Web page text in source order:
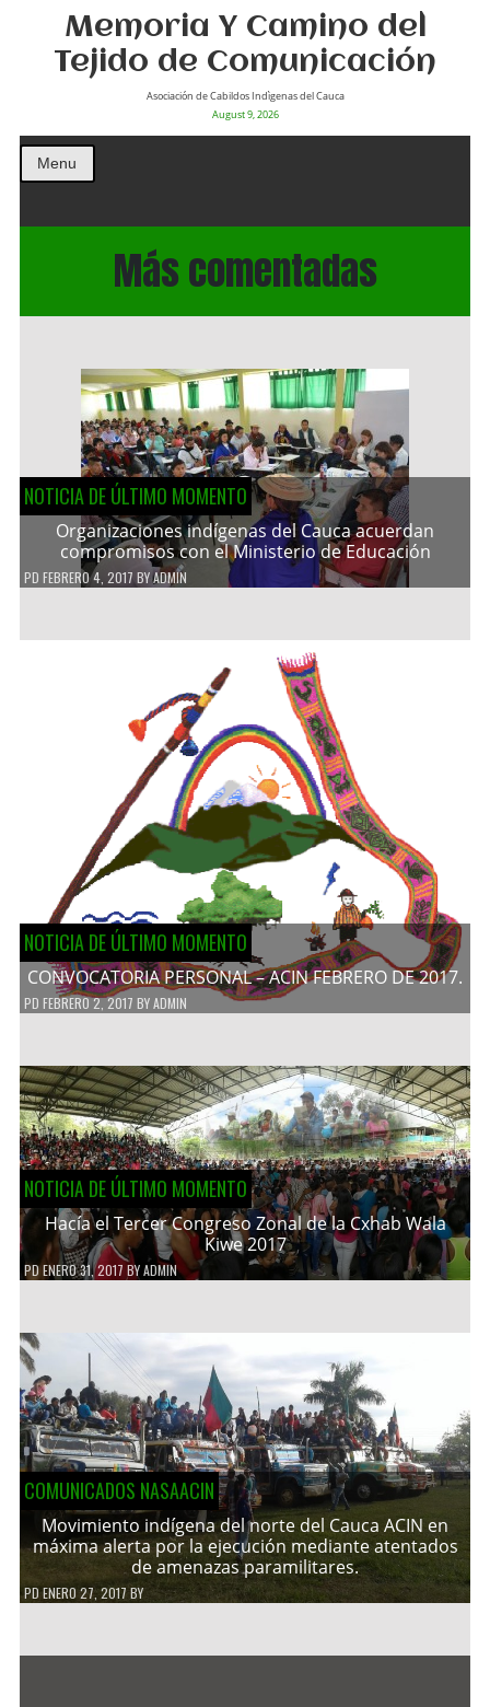
Memoria Y Camino del
Tejido de Comunicación
Asociación de Cabildos Indìgenas del Cauca
August 9, 2026
Menu
Más comentadas
NOTICIA DE ÚLTIMO MOMENTO
Organizaciones indígenas del Cauca acuerdan
compromisos con el Ministerio de Educación
PD FEBRERO 4, 2017 BYADMIN
NOTICIA DE ÚLTIMO MOMENTO
CONVOCATORIA PERSONAL – ACIN FEBRERO DE 2017.
PD FEBRERO 2, 2017 BYADMIN
NOTICIA DE ÚLTIMO MOMENTO
Hacía el Tercer Congreso Zonal de la Cxhab Wala
Kiwe 2017
PDENERO 31, 2017 BYADMIN
COMUNICADOS NASAACIN
Movimiento indígena del norte del Cauca ACIN en
máxima alerta por la ejecución mediante atentados
de amenazas paramilitares.
PDENERO 27, 2017 BY